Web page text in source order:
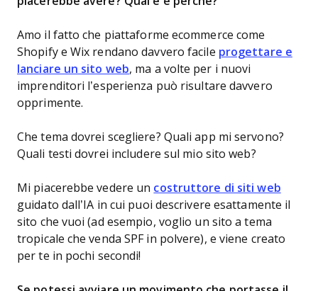
Amo il fatto che piattaforme ecommerce come
Shopify e Wix rendano davvero facile progettare e
lanciare un sito web, ma a volte per i nuovi
imprenditori l’esperienza può risultare davvero
opprimente.
Che tema dovrei scegliere? Quali app mi servono?
Quali testi dovrei includere sul mio sito web?
Mi piacerebbe vedere un costruttore di siti web
guidato dall’IA in cui puoi descrivere esattamente il
sito che vuoi (ad esempio, voglio un sito a tema
tropicale che venda SPF in polvere), e viene creato
per te in pochi secondi!